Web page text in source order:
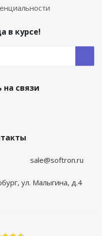
в курсе!
на связи
sale@softron.ru
ул. Малыгина, д.4